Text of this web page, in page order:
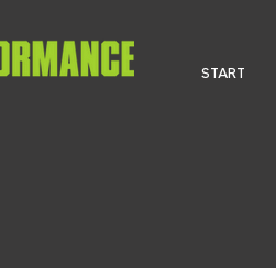
START